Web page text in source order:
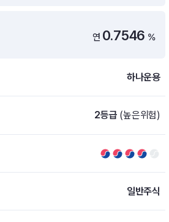
연 0.7546 %
하나운용
2등급 (높은위험)
일반주식